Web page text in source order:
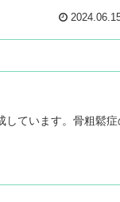
ています。骨粗鬆症